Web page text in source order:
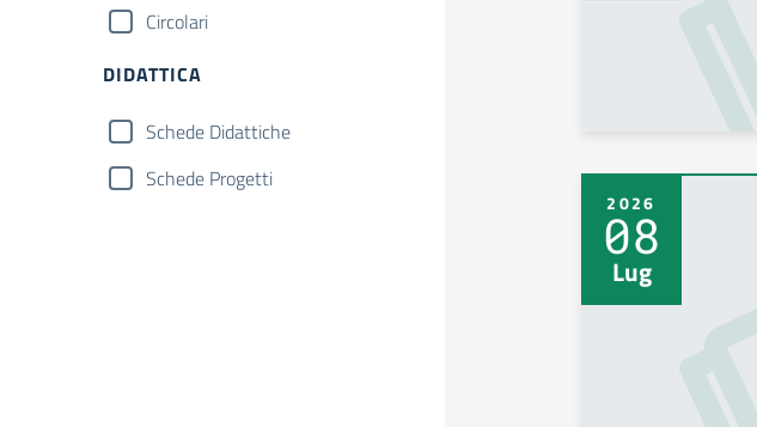
Circolari
DIDATTICA
Schede Didattiche
Schede Progetti
2026
08
Lug